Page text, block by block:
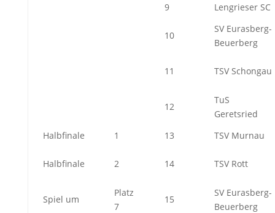
9
Lengrieser SC
10
SV Eurasberg-
Beuerberg
11 TSV Schongau
12
TuS
Geretsried
Halbfinale
1 13 TSV Murnau
Halbfinale 2 14 TSV Rott
Spiel um
Platz
7
15
SV Eurasberg-
Beuerberg